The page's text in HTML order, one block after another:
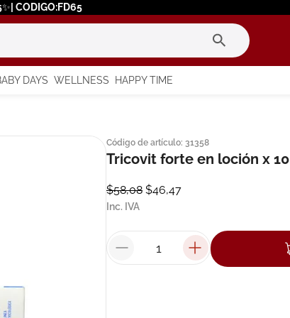
CODIGO:FD65
DAYS WELLNESS HAPPY TIME
Código de artículo: 31358
Tricovit forte en loción x 10
$58,08 $46,47
Inc. IVA